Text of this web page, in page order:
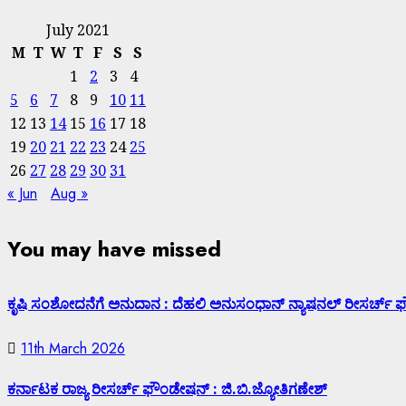
July 2021
M T W T F S S
1
2 3
4
5
6 7 8 9 10 11
12 13 14 15 16 17 18
19 20 21 22 23 24 25
26 27 28 29 30 31
« Jun Aug »
You may have missed
ಕೃಷಿ ಸಂಶೋದನೆಗೆ ಅನುದಾನ : ದೆಹಲಿ ಅನುಸಂಧಾನ್ ನ್ಯಾಷನಲ್
11th March 2026
ಕರ್ನಾಟಕ ರಾಜ್ಯ ರೀಸರ್ಚ್ ಫೌಂಡೇಷನ್ : ಜಿ.ಬಿ.ಜ್ಯೋತಿಗಣೇಶ್